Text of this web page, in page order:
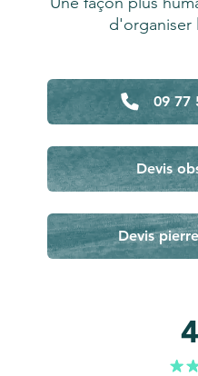
d'organiser
09 77
Devis
Devis